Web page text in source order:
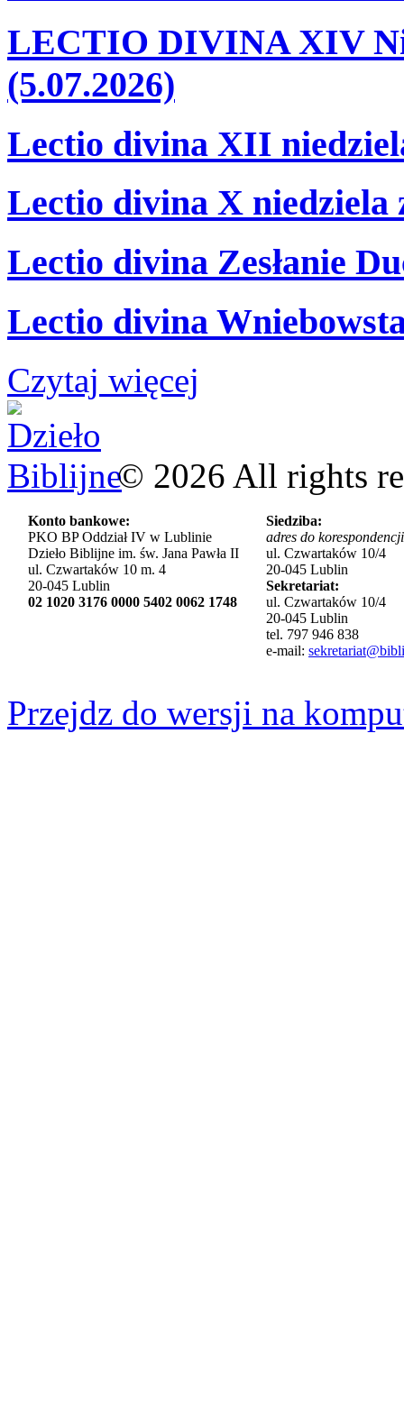
LECTIO DIVINA XIV
(5.07.2026)
Lectio divina XII
Lectio divina X niedziela
Lectio divina Zesłanie
Lectio divina
Czytaj więcej
© 2026 All rights
Konto bankowe:
PKO BP Oddział IV w Lublinie
Dzieło Biblijne im. św. Jana Pawła II
ul. Czwartaków 10 m. 4
20-045 Lublin
02 1020 3176 0000 5402 0062 1748
Siedziba:
adres do
ul. Czwartaków 10/4
20-045 Lublin
Sekretariat:
ul. Czwartaków 10/4
20-045 Lublin
tel. 797 946 838
e-mail:
Przejdz do wersji na